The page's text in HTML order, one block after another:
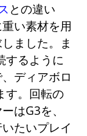
との違い
い素材を用
ました。ま
するように
ディアボロ
す。回転の
はG3を、
たいプレイ